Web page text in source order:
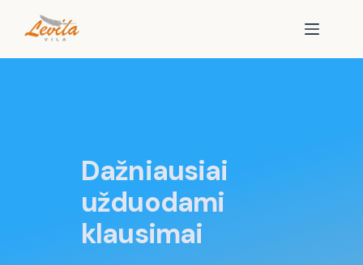
Dažniausiai
užduodami
klausimai